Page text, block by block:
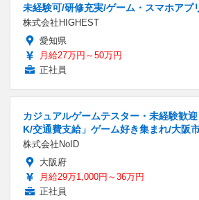
未経験可/研修充実/ゲーム・スマホアプ
株式会社HIGHEST
愛知県
月給27万円～50万円
正社員
カジュアルゲームテスター・未経験歓
K/交通費支給」ゲーム好き集まれ/大阪
株式会社NoID
大阪府
月給29万1,000円～36万円
正社員